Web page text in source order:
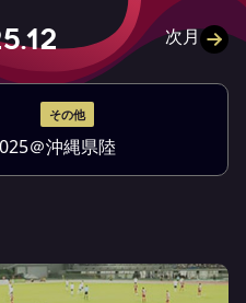
次月
その他
＠沖縄県陸